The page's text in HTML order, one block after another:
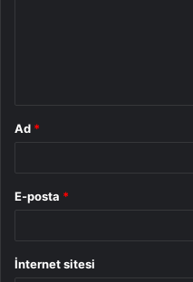
Ad *
E-posta *
İnternet sitesi